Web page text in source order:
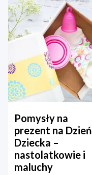
Pomysły na
prezent na Dzień
Dziecka –
nastolatkowie i
maluchy